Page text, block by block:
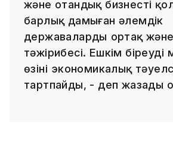
және отандық бизнесті
барлық дамыған әлемдік
державалардың ортақ және
тәжірибесі. Ешкім біреудің
өзінің экономикалық
тартпайды, - деп жазады